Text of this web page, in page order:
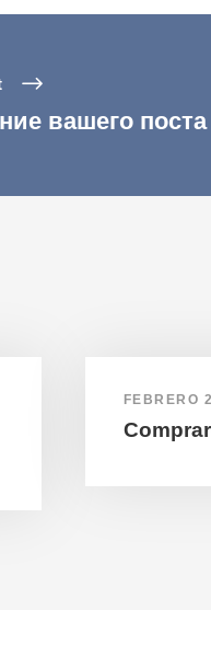
вашего поста
FEBRERO